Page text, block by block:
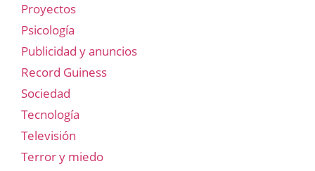
Proyectos
Psicología
Publicidad y anuncios
Record Guiness
Sociedad
Tecnología
Televisión
Terror y miedo